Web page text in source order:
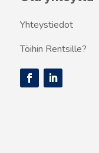
Yhteystiedot
Töihin Rentsille?